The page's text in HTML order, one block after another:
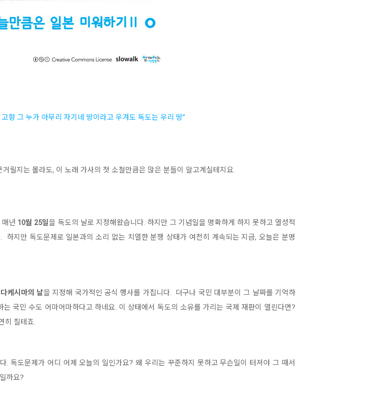
향 그 누가 아무리 자기네 땅이라고 우겨도 독도는 우리 땅”
릴지는 몰라도, 이 노래 가사의 첫 소절만큼은 많은 분들이 알고계실테지요.
년 10월 25일을 독도의 날로 지정해왔습니다. 하지만 그 기념일을 명확하게 하지 못하고 열성적
지만 독도문제로 일본과의 소리 없는 치열한 분쟁 상태가 여전히 계속되는 지금, 오늘은 분명
다케시마의 날을 지정해 국가적인 공식 행사를 가집니다. 더구나 국민 대부분이 그 날짜를 기억하
국민 수도 어마어마하다고 하네요. 이 상태에서 독도의 소유를 가리는 국제 재판이 열린다면?
히 질테죠.
. 독도문제가 어디 어제 오늘의 일인가요? 왜 우리는 꾸준하지 못하고 무슨일이 터져야 그 때서
까요?